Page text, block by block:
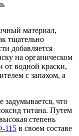
материал,
тщательно
добавляется
на органическом
от водной краски,
с запахом, а
что
титана. Путем
степень
115 в своем составе